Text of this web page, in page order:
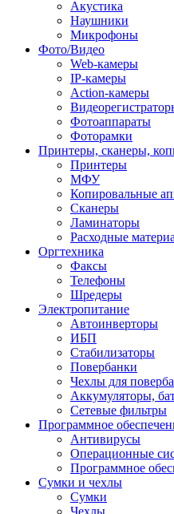
Акустика
Наушники
Микрофоны
Фото/Видео
Web-камеры
IP-камеры
Action-камеры
Фотоаппараты
Фоторамки
Принтеры, сканеры,
Принтеры
МФУ
Копировальные
Сканеры
Ламинаторы
Расходные
Оргтехника
Факсы
Телефоны
Шредеры
Электропитание
Автоинверторы
ИБП
Стабилизаторы
Повербанки
Чехлы для
Аккумуляторы,
Сетевые фильтры
Программное
Антивирусы
Операционные
Программное
Сумки и чехлы
Сумки
Чехлы